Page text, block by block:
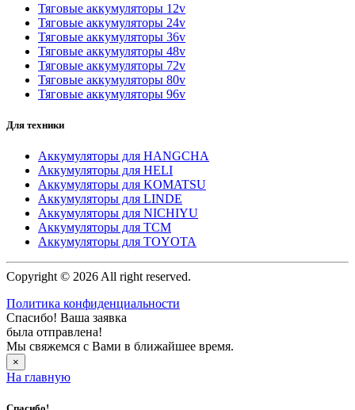
Тяговые аккумуляторы 12v
Тяговые аккумуляторы 24v
Тяговые аккумуляторы 36v
Тяговые аккумуляторы 48v
Тяговые аккумуляторы 72v
Тяговые аккумуляторы 80v
Тяговые аккумуляторы 96v
Для техники
Аккумуляторы для HANGCHA
Аккумуляторы для HELI
Аккумуляторы для KOMATSU
Аккумуляторы для LINDE
Аккумуляторы для NICHIYU
Аккумуляторы для TCM
Аккумуляторы для TOYOTA
Copyright © 2026 All right reserved.
Политика конфиденциальности
Спасибо! Ваша заявка
была отправлена!
Мы свяжемся с Вами в ближайшее время.
×
На главную